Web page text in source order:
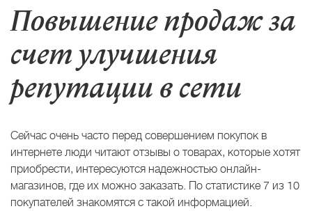
Повышение продаж за
счет улучшения
репутации в сети
Сейчас очень часто перед совершением покупок в
интернете люди читают отзывы о товарах, которые хотят
приобрести, интересуются надежностью онлайн-
магазинов, где их можно заказать. По статистике 7 из 10
покупателей знакомятся с такой информацией.